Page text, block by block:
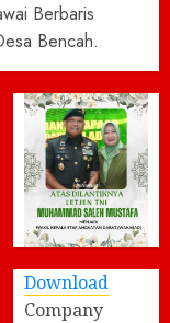
Berbaris
Bencah.
Download
Company